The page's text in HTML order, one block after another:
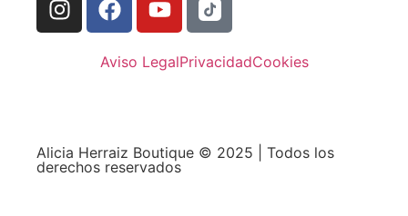
Aviso LegalPrivacidadCookies
Alicia Herraiz Boutique © 2025 | Todos los
derechos reservados